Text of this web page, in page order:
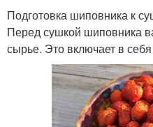
Подготовка шиповника к
Перед сушкой шиповника
сырье. Это включает в